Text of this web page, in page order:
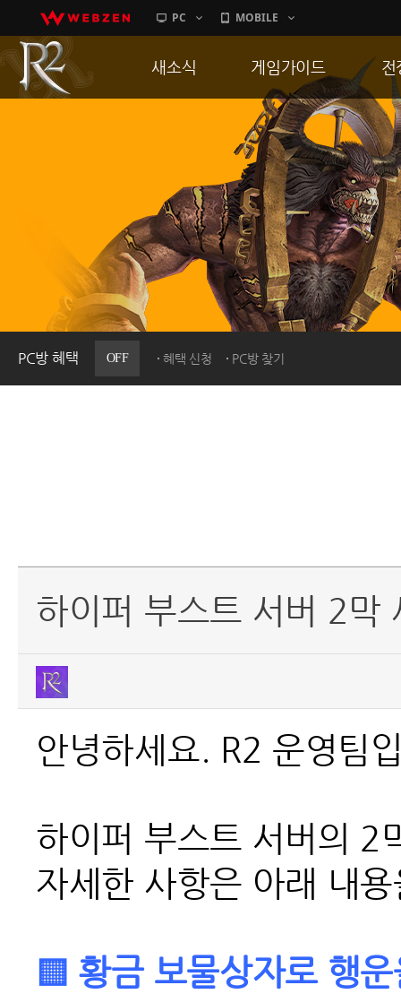
PC MOBILE
PC방 혜택 OFF 혜택 신청 PC방 찾기
새소식
이벤트
히스토리
PC방으로간다
게임가이드
게임 특징
서버가이드
신병훈련소
세부가이드
통합보급센터
전
통
공
하이퍼 부스트 서버 2막
안녕하세요. R2 운영팀
하이퍼 부스트 서버의 2
자세한 사항은 아래 내
▒ 황금 보물상자로 행